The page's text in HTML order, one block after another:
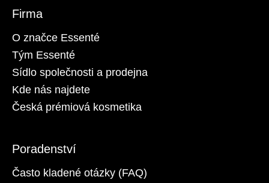
n
j
í
t
?
HLEDAT
Firma
O značce Essenté
Tým Essenté
Sídlo společnosti a prodejna
Kde nás najdete
Česká prémiová kosmetika
Poradenství
Často kladené otázky (FAQ)